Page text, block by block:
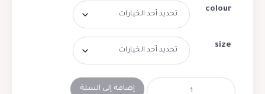
colour
size
إضافة إلى السلة